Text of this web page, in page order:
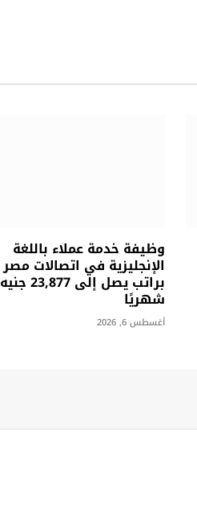
وظيفة خدمة عملاء باللغة
الإنجليزية في اتصالات مصر
براتب يصل إلى 23,877 جنيه
شهريًا
أغسطس 6, 2026